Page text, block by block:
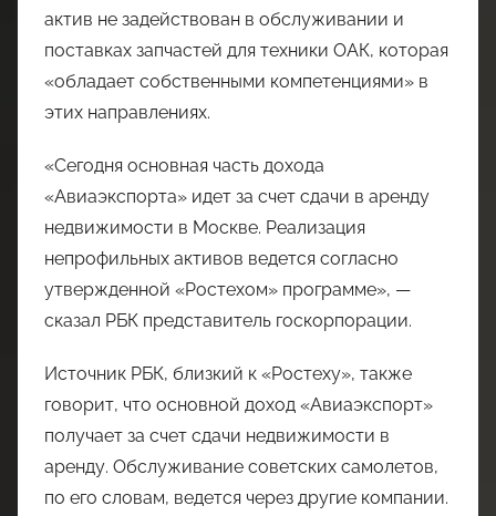
актив не задействован в обслуживании и
поставках запчастей для техники ОАК, которая
«обладает собственными компетенциями» в
этих направлениях.
«Сегодня основная часть дохода
«Авиаэкспорта» идет за счет сдачи в аренду
недвижимости в Москве. Реализация
непрофильных активов ведется согласно
утвержденной «Ростехом» программе», —
сказал РБК представитель госкорпорации.
Источник РБК, близкий к «Ростеху», также
говорит, что основной доход «Авиаэкспорт»
получает за счет сдачи недвижимости в
аренду. Обслуживание советских самолетов,
по его словам, ведется через другие компании.